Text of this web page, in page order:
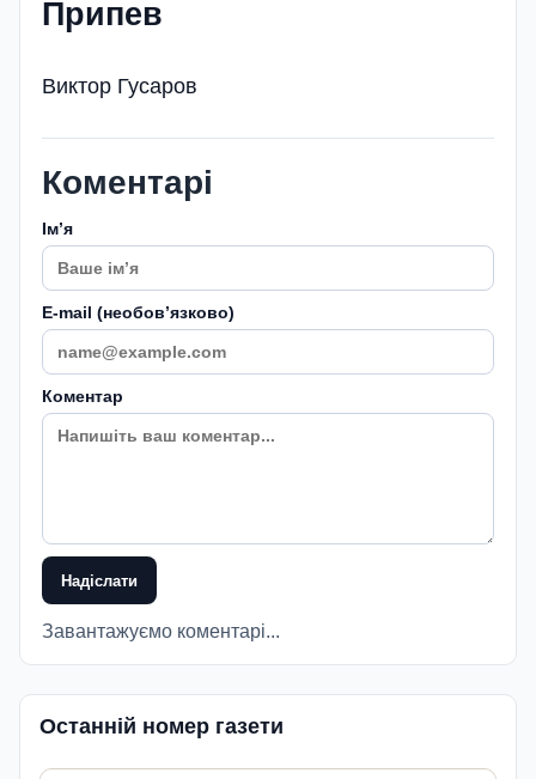
Припев
Виктор Гусаров
Коментарі
Імʼя
E-mail (необовʼязково)
Коментар
Надіслати
Завантажуємо коментарі...
Останній номер газети